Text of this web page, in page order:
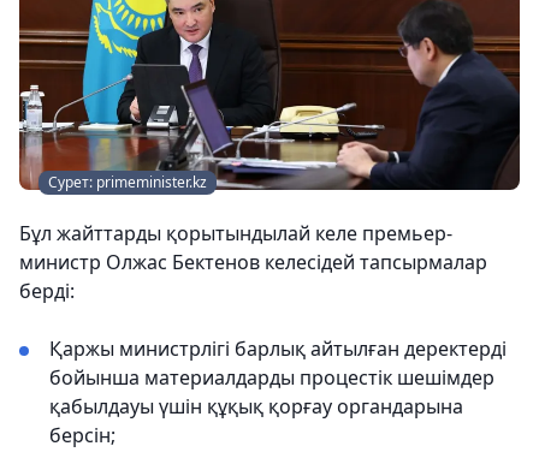
Сурет: primeminister.kz
Бұл жайттарды қорытындылай келе премьер-
министр Олжас Бектенов келесідей тапсырмалар
берді:
Қаржы министрлігі барлық айтылған деректерді
бойынша материалдарды процестік шешімдер
қабылдауы үшін құқық қорғау органдарына
берсін;